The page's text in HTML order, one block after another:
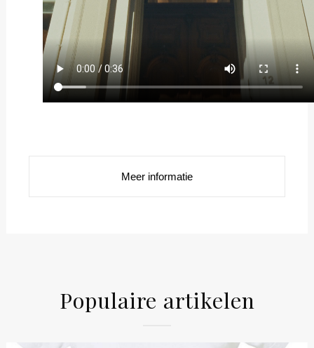
Meer informatie
Populaire artikelen